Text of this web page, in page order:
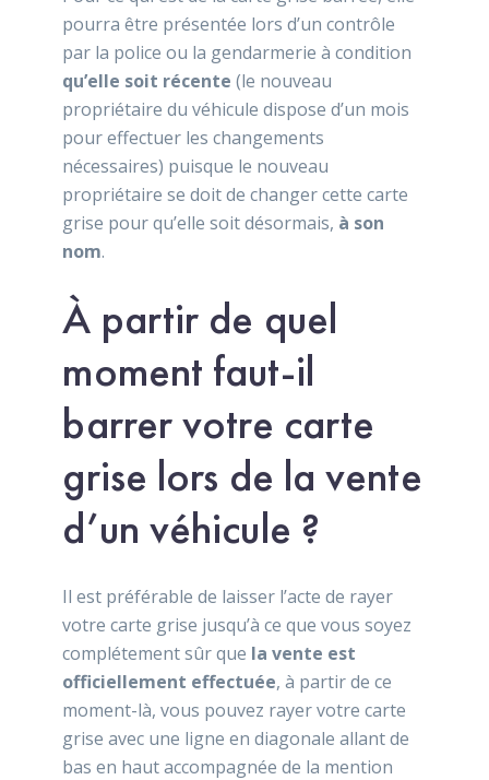
pourra être présentée lors d’un contrôle
par la police ou la gendarmerie à condition
qu’elle soit récente (le nouveau
propriétaire du véhicule dispose d’un mois
pour effectuer les changements
nécessaires) puisque le nouveau
propriétaire se doit de changer cette carte
grise pour qu’elle soit désormais, à son
nom.
À partir de quel
moment faut-il
barrer votre carte
grise lors de la vente
d’un véhicule ?
Il est préférable de laisser l’acte de rayer
votre carte grise jusqu’à ce que vous soyez
complétement sûr que la vente est
officiellement effectuée, à partir de ce
moment-là, vous pouvez rayer votre carte
grise avec une ligne en diagonale allant de
bas en haut accompagnée de la mention